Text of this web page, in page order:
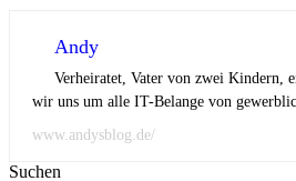
Andy
Verheiratet, Vater von zwei Kindern,
wir uns um alle IT-Belange von
www.andysblog.de/
Suchen